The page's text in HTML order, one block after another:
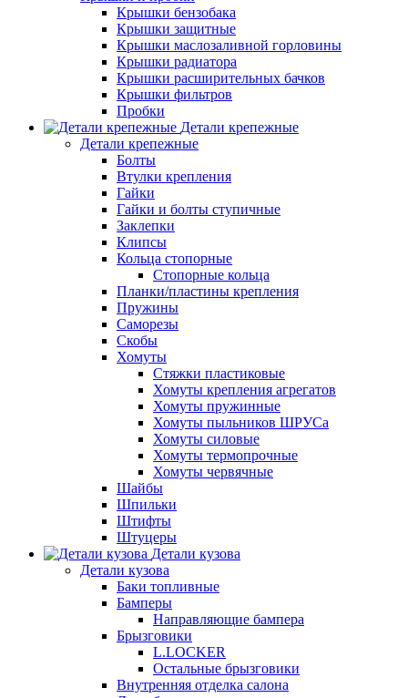
Крышки бензобака
Крышки защитные
Крышки маслозаливной горловины
Крышки радиатора
Крышки расширительных бачков
Крышки фильтров
Пробки
Детали крепежные
Детали крепежные
Болты
Втулки крепления
Гайки
Гайки и болты ступичные
Заклепки
Клипсы
Кольца стопорные
Стопорные кольца
Планки/пластины крепления
Пружины
Саморезы
Скобы
Хомуты
Стяжки пластиковые
Хомуты крепления агрегатов
Хомуты пружинные
Хомуты пыльников ШРУСа
Хомуты силовые
Хомуты термопрочные
Хомуты червячные
Шайбы
Шпильки
Штифты
Штуцеры
Детали кузова
Детали кузова
Баки топливные
Бамперы
Направляющие бампера
Брызговики
L.LOCKER
Остальные брызговики
Внутренняя отделка салона